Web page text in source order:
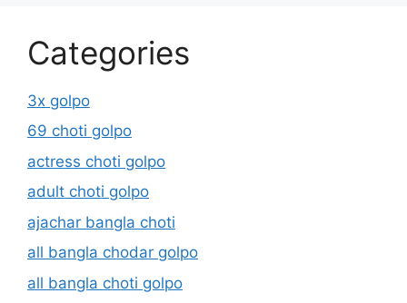
Categories
3x golpo
69 choti golpo
actress choti golpo
adult choti golpo
ajachar bangla choti
all bangla chodar golpo
all bangla choti golpo